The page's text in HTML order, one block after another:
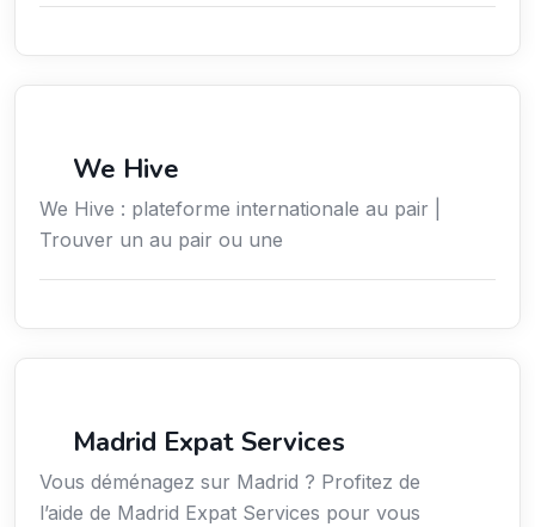
We Hive
We Hive : plateforme internationale au pair |
Trouver un au pair ou une
Madrid Expat Services
Vous déménagez sur Madrid ? Profitez de
l’aide de Madrid Expat Services pour vous